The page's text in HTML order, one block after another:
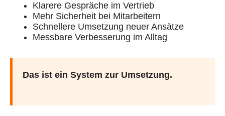
Klarere Gespräche im Vertrieb
Mehr Sicherheit bei Mitarbeitern
Schnellere Umsetzung neuer Ansätze
Messbare Verbesserung im Alltag
Das ist ein System zur Umsetzung.